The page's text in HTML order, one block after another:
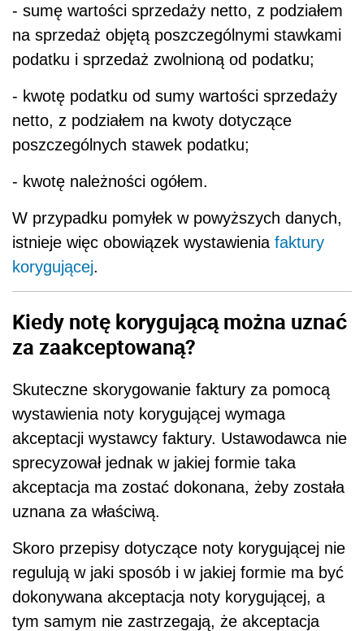
- sumę wartości sprzedaży netto, z podziałem
na sprzedaż objętą poszczególnymi stawkami
podatku i sprzedaż zwolnioną od podatku;
- kwotę podatku od sumy wartości sprzedaży
netto, z podziałem na kwoty dotyczące
poszczególnych stawek podatku;
- kwotę należności ogółem.
W przypadku pomyłek w powyższych danych,
istnieje więc obowiązek wystawienia faktury
korygującej.
Kiedy notę korygującą można uznać
za zaakceptowaną?
Skuteczne skorygowanie faktury za pomocą
wystawienia noty korygującej wymaga
akceptacji wystawcy faktury. Ustawodawca nie
sprecyzował jednak w jakiej formie taka
akceptacja ma zostać dokonana, żeby została
uznana za właściwą.
Skoro przepisy dotyczące noty korygującej nie
regulują w jaki sposób i w jakiej formie ma być
dokonywana akceptacja noty korygującej, a
tym samym nie zastrzegają, że akceptacja